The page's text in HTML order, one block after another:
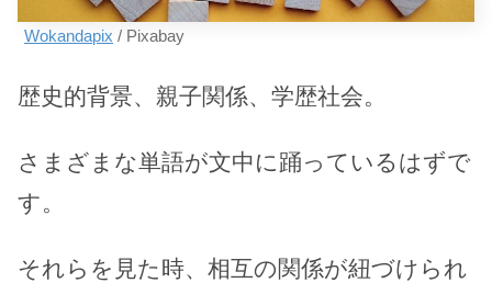
Wokandapix / Pixabay
歴史的背景、親子関係、学歴社会。
さまざまな単語が文中に踊っているはずで
す。
それらを見た時、相互の関係が紐づけられ